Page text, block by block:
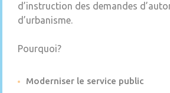
d’instruction des demandes
d’urbanisme.
Pourquoi?
Moderniser le service public